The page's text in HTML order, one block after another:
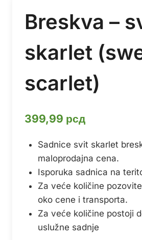
Breskva –
skarlet
scarlet)
399,99 рсд
Sadnice svit skarlet
maloprodajna cena.
Isporuka sadnica na
Za veće količine
oko cene i transporta.
Za veće količine postoji
uslužne sadnje